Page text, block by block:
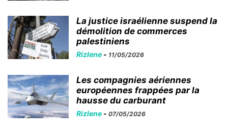
La justice israélienne suspend la
démolition de commerces
palestiniens
Rizlene - 11/05/2026
Les compagnies aériennes
européennes frappées par la
hausse du carburant
Rizlene - 07/05/2026